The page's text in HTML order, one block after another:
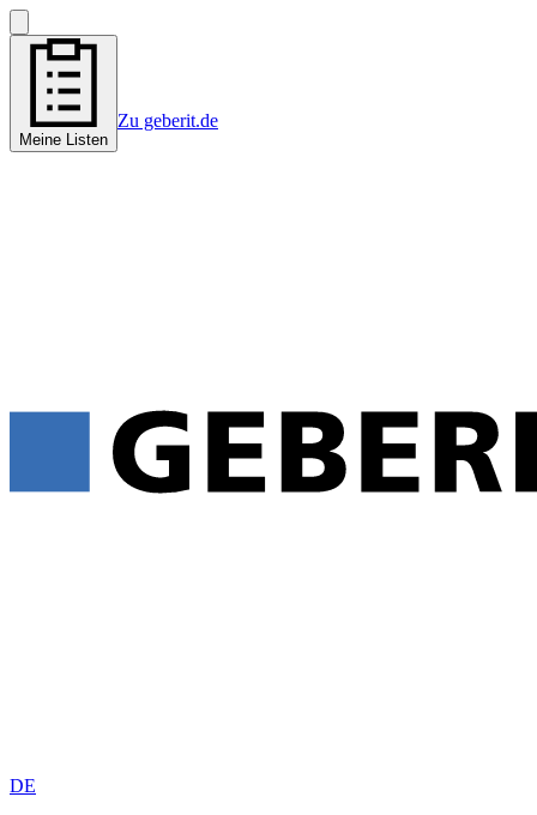
Meine Listen
Zu geberit.de
DE